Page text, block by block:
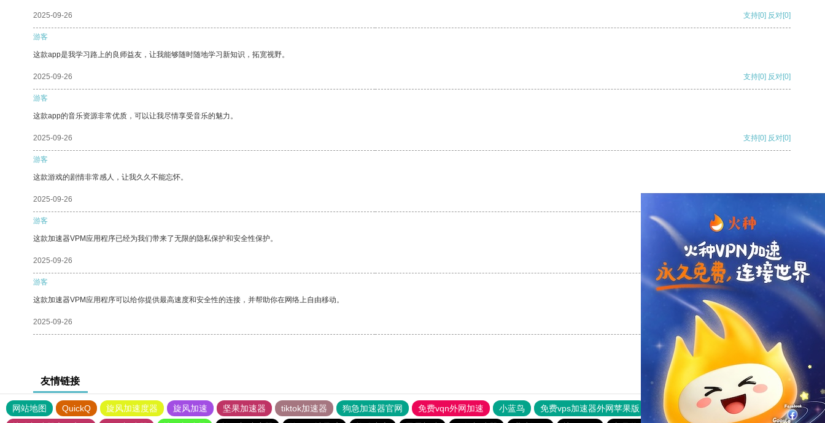
2025-09-26 支持[0] 反对[0]
游客
这款app是我学习路上的良师益友，让我能够随时随地学习新知识，拓宽视野。
2025-09-26 支持[0] 反对[0]
游客
这款app的音乐资源非常优质，可以让我尽情享受音乐的魅力。
2025-09-26 支持[0] 反对[0]
游客
这款游戏的剧情非常感人，让我久久不能忘怀。
2025-09-26
游客
这款加速器VPM应用程序已经为我们带来了无限的隐私保护和安全性保护。
2025-09-26 支持 [0] 反对 [0]
游客
这款加速器VPM应用程序可以给你提供最高速度和安全性的连接，并帮助你在网络上自由移动。
2025-09-26 支持
友情链接
网站地图 QuickQ 旋风加速度器 旋风加速 坚果加速器 tiktok加速器 狗急加速器官网 免费vqn外网加速 小蓝鸟 免费vps加速器外网苹果版 旋风加速度器
快连加速器